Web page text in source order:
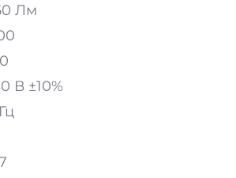
Лм
В ±10%